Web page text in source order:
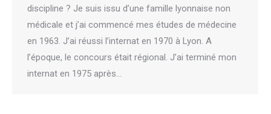
discipline ? Je suis issu d’une famille lyonnaise non
médicale et j’ai commencé mes études de médecine
en 1963. J’ai réussi l’internat en 1970 à Lyon. A
l’époque, le concours était régional. J’ai terminé mon
internat en 1975 après…